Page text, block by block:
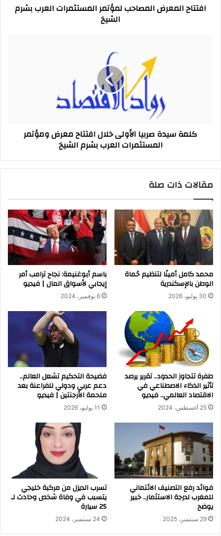
افتتاح المعرض المصاحب لمؤتمر المستثمرات العرب بشرم
الشيخ
العربكلمة سيدة صربيا الأولى خلال افتتاح معرض ومؤتمر
المستثمرات العرب بشرم الشيخ
مقالات ذات صلة
محمد كامل أمينًا لتنظيم حًماة
الوطن بالإسكندرية
30 يوليو، 2026
باسم أبوغنيمة: نجاح ترامب أمر
إيجابي لأسواق المال | فيديو
6 نوفمبر، 2024
طفرة تتجاوز الحدود.. تقرير يرصد
تأثير الذكاء الاصطناعي في
الاقتصاد العالمي.. فيديو
25 أغسطس، 2024
فضيحة التحكيم تشعل العالم..
دعم عربي ودولي للفراعنة بعد
ملحمة الأرجنتين | فيديو
11 يوليو، 2026
فوائد رفع التصنيف الائتماني
للمغرب لدرجة الاستثمار.. خبير
يوضح
29 سبتمبر، 2025
تسرب الديزل من مركبة خليجي
يتسبب في وفاة شخص وحادث لـ
25 سيارة
24 سبتمبر، 2024